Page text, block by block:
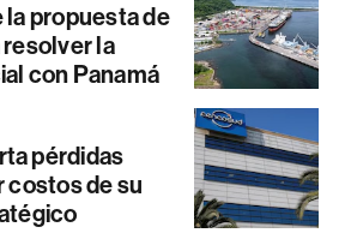
la propuesta de
resolver la
con Panamá
pérdidas
de su